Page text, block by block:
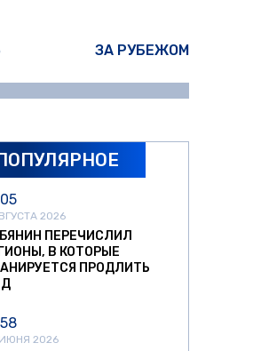
ЗА РУБЕЖОМ
2026
ПЕРЕЧИСЛИЛ
В КОТОРЫЕ
ПРОДЛИТЬ
2026